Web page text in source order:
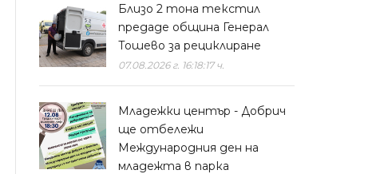
Близо 2 тона текстил
предаде община Генерал
Тошево за рециклиране
07.08.2026 г. 16:18:17 ч.
Младежки център - Добрич
ще отбележи
Международния ден на
младежта в парка